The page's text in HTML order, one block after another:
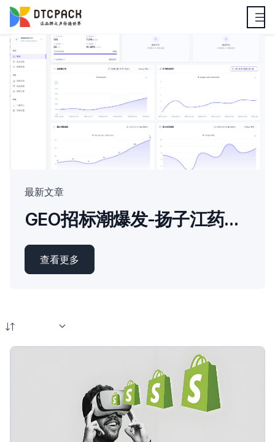
最新文章
GEO招标潮爆发-扬子江药业要求“白帽”优化原则-东风本田按AI推荐率付款
查看更多